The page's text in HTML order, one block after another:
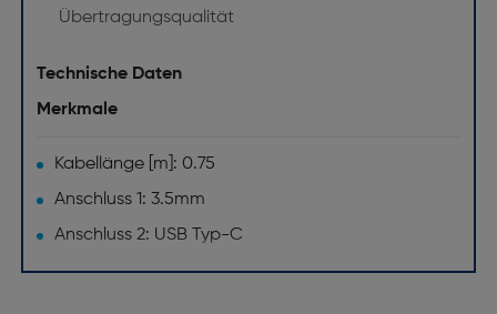
Übertragungsqualität
Technische Daten
Merkmale
Kabellänge [m]: 0.75
Anschluss 1: 3.5mm
Anschluss 2: USB Typ-C